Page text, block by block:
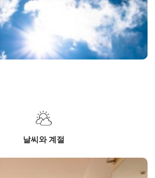
날씨와 계절